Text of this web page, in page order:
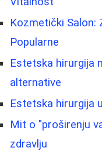
Kozmetički Salon:
Popularne
Estetska hirurgija
alternative
Estetska hirurgija
Mit o "proširenju
zdravlju